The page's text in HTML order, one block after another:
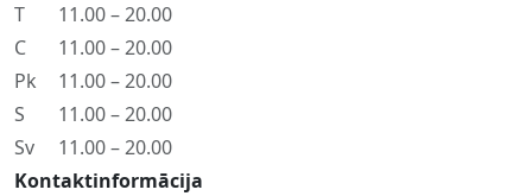
T
11.00 – 20.00
C
11.00 – 20.00
Pk
11.00 – 20.00
S
11.00 – 20.00
Sv
11.00 – 20.00
Kontaktinformācija